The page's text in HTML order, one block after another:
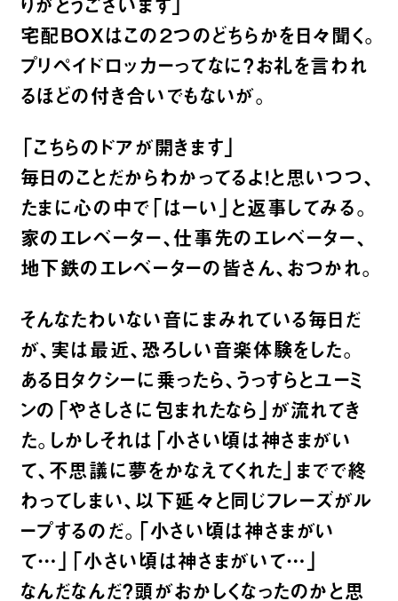
宅配BOXはこの２つのどちらかを日々聞く。
プリペイドロッカーってなに？お礼を言われ
るほどの付き合いでもないが。
「こちらのドアが開きます」
毎日のことだからわかってるよ！と思いつつ、
たまに心の中で「はーい」と返事してみる。
家のエレベーター、仕事先のエレベーター、
地下鉄のエレベーターの皆さん、おつかれ。
そんなたわいない音にまみれている毎日だ
が、実は最近、恐ろしい音楽体験をした。
ある日タクシーに乗ったら、うっすらとユーミ
ンの「やさしさに包まれたなら」が流れてき
た。しかしそれは「小さい頃は神さまがい
て、不思議に夢をかなえてくれた」までで終
わってしまい、以下延々と同じフレーズがル
ープするのだ。「小さい頃は神さまがい
て…」「小さい頃は神さまがいて…」
なんだなんだ？頭がおかしくなったのかと思